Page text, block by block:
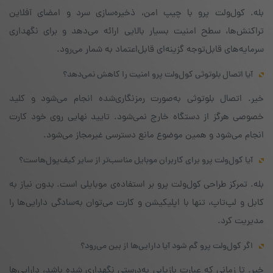
بله. کول‌ولت پرو با چیپ امن، ذخیره‌سازی سرد و امضای آفلاین
تراکنش‌ها، سطح امنیت بسیار بالایی ارائه می‌دهد و برای نگهداری
سرمایه‌های قابل‌توجه گزینه‌ای قابل‌اعتماد به شمار می‌رود.
آیا اتصال بلوتوثی کول‌ولت پرو امنیت را کاهش نمی‌دهد؟
خیر. اتصال بلوتوثی به‌صورت رمزنگاری‌شده انجام می‌شود و کلید
خصوصی هرگز از دستگاه خارج نمی‌شود. تایید نهایی روی خود کارت
انجام می‌شود و همین موضوع مانع دسترسی غیرمجاز می‌شود.
آیا کول‌ولت پرو برای کاربران موبایل مناسب‌تر از سایر کیف‌پول‌هاست؟
بله. تمرکز طراحی کول‌ولت پرو بر استفاده‌ی موبایلی است. بدون نیاز به
کابل و لپ‌تاپ، تنها با اپلیکیشن و کارت می‌توان به‌سادگی دارایی‌ها را
مدیریت کرد.
اگر کول‌ولت پرو گم شود آیا دارایی‌ها از بین می‌رود؟